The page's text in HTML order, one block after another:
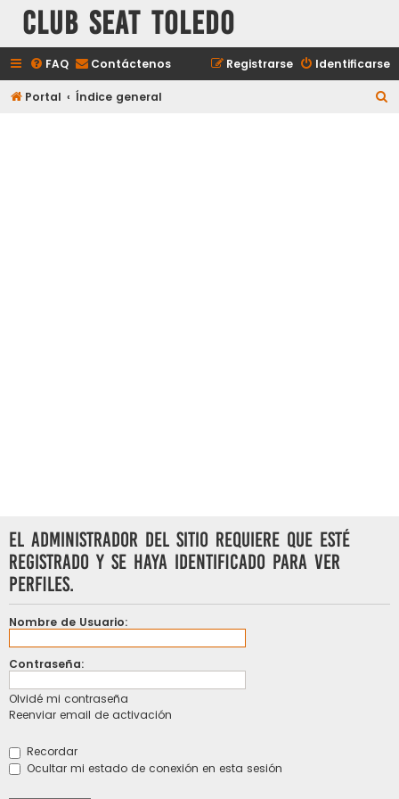
Club Seat Toledo
FAQ Contáctenos Identificarse
Registrarse
Portal Índice general
El administrador del sitio requiere que esté
registrado y se haya identificado para ver
perfiles.
Nombre de Usuario:
Contraseña:
Olvidé mi contraseña
Reenviar email de activación
Recordar
Ocultar mi estado de conexión en esta sesión